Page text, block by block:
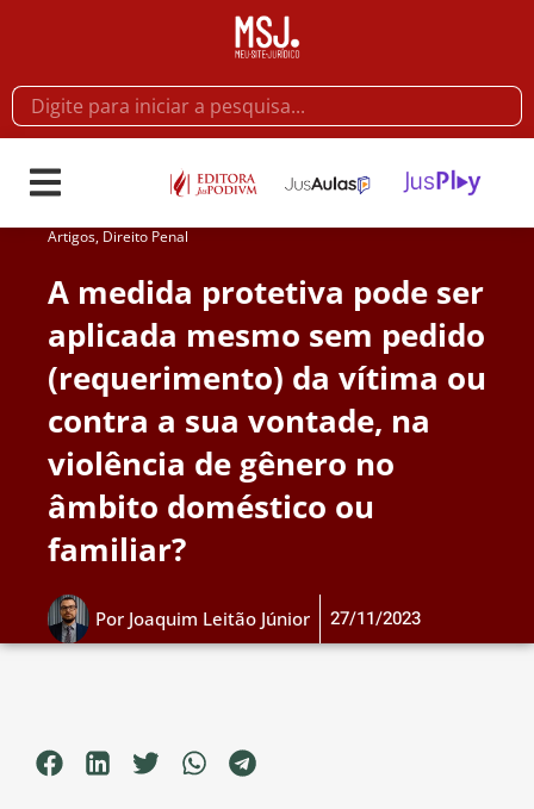
Artigos, Direito Penal
A medida protetiva pode ser
aplicada mesmo sem pedido
(requerimento) da vítima ou
contra a sua vontade, na
violência de gênero no
âmbito doméstico ou
familiar?
Por Joaquim Leitão Júnior 27/11/2023